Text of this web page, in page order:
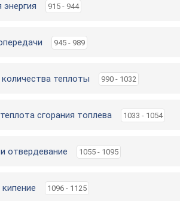
энергия 915 - 944
945 - 989
теплоты 990 - 1032
сгорания топлева 1033 - 1054
отвердевание 1055 - 1095
1096 - 1125